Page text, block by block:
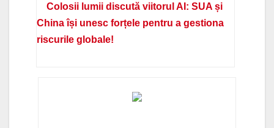
Colosii lumii discută viitorul AI: SUA și
China își unesc forțele pentru a gestiona
riscurile globale!